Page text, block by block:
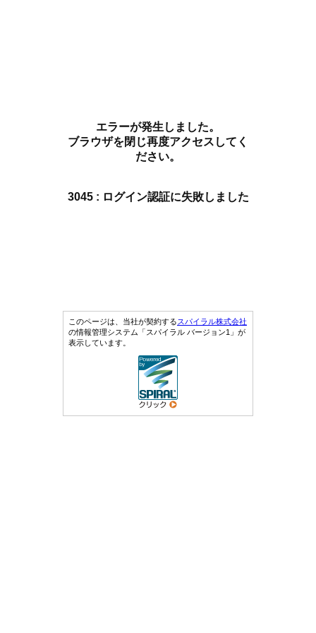
エラーが発生しました。
ブラウザを閉じ再度アクセスしてく
ださい。
3045 : ログイン認証に失敗しました
このページは、当社が契約するスパイラル株式会社
の情報管理システム「スパイラル バージョン1」が
表示しています。